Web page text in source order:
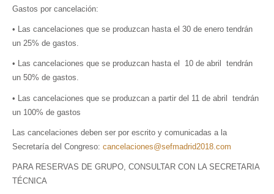
Gastos por cancelación:
• Las cancelaciones que se produzcan hasta el 30 de enero tendrán
un 25% de gastos.
• Las cancelaciones que se produzcan hasta el 10 de abril tendrán
un 50% de gastos.
• Las cancelaciones que se produzcan a partir del 11 de abril tendrán
un 100% de gastos
Las cancelaciones deben ser por escrito y comunicadas a la
Secretaría del Congreso: cancelaciones@sefmadrid2018.com
PARA RESERVAS DE GRUPO, CONSULTAR CON LA SECRETARIA
TÉCNICA